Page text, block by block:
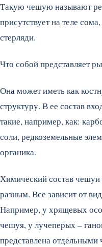
Такую чешую называют
присутствует на теле
стерляди.
Что собой представляет
Она может иметь как
структуру. В ее состав
такие, например, как:
соли, редкоземельные
органика.
Химический состав
разным. Все зависит от
Например, у хрящевых
чешуя, у лучеперых –
представлена